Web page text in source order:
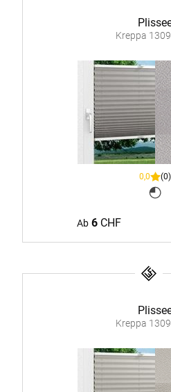
Kreppa
0,0 (0)
Ab 6CHF
Kreppa